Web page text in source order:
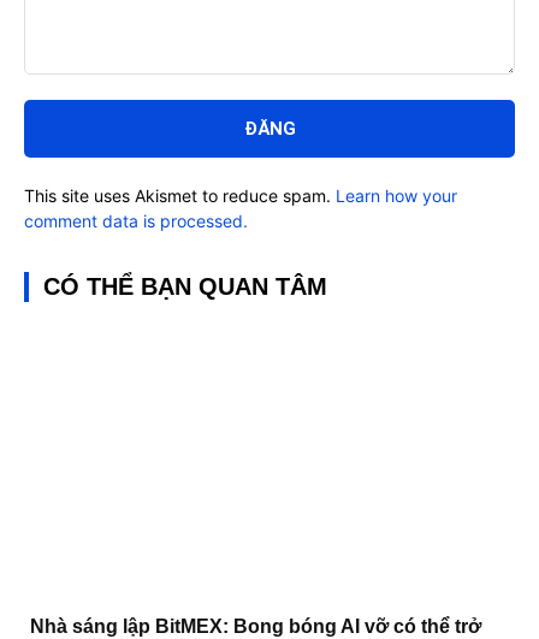
luận:
This site uses Akismet to reduce spam. Learn how your
comment data is processed.
CÓ THỂ BẠN QUAN TÂM
Nhà sáng lập BitMEX: Bong bóng AI vỡ có thể trở